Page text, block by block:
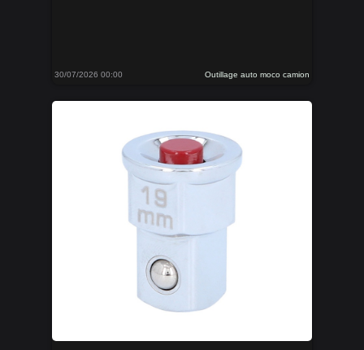
30/07/2026 00:00 Outillage auto moco camion